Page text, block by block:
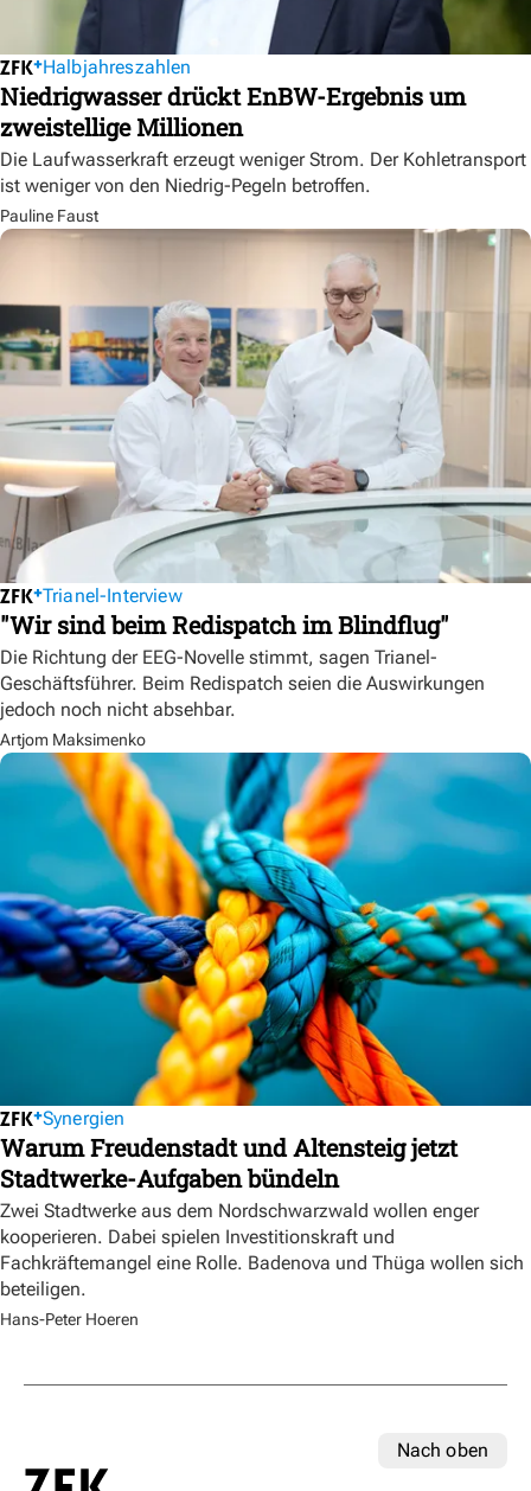
Halbjahreszahlen
Niedrigwasser drückt EnBW-Ergebnis um
zweistellige Millionen
Die Laufwasserkraft erzeugt weniger Strom. Der Kohletransport
ist weniger von den Niedrig-Pegeln betroffen.
Pauline Faust
Trianel-Interview
"Wir sind beim Redispatch im Blindflug"
Die Richtung der EEG-Novelle stimmt, sagen Trianel-
Geschäftsführer. Beim Redispatch seien die Auswirkungen
jedoch noch nicht absehbar.
Artjom Maksimenko
Synergien
Warum Freudenstadt und Altensteig jetzt
Stadtwerke-Aufgaben bündeln
Zwei Stadtwerke aus dem Nordschwarzwald wollen enger
kooperieren. Dabei spielen Investitionskraft und
Fachkräftemangel eine Rolle. Badenova und Thüga wollen sich
beteiligen.
Hans-Peter Hoeren
Nach oben